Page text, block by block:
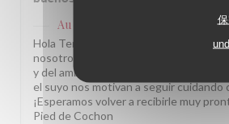
Au Pied de Cochon
已回复此评论
Hola Teresa, ¡Muchas gracias por
nosotros! Nos alegra saber que
y del ambiente de nuestro
el suyo nos motivan a seguir cuidando
¡Esperamos volver a recibirle muy
Pied de Cochon